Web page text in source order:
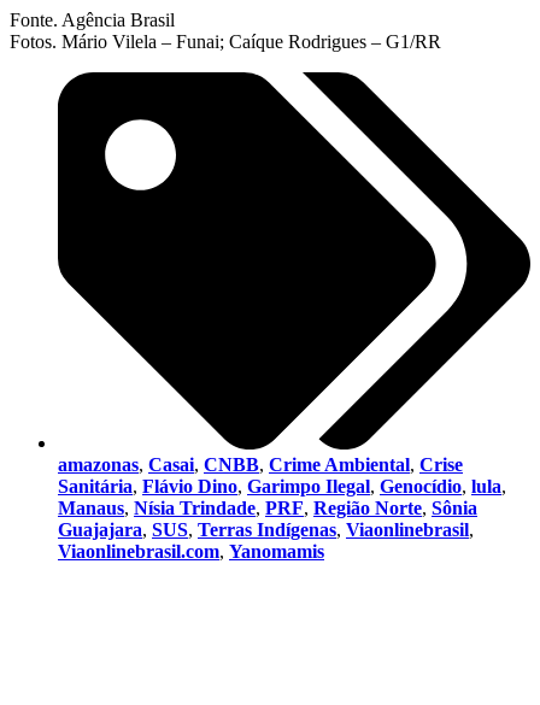
Fonte. Agência Brasil
Fotos. Mário Vilela – Funai; Caíque Rodrigues – G1/RR
amazonas, Casai, CNBB, Crime Ambiental, Crise
Sanitária, Flávio Dino, Garimpo Ilegal, Genocídio, lula,
Manaus, Nísia Trindade, PRF, Região Norte, Sônia
Guajajara, SUS, Terras Indígenas, Viaonlinebrasil,
Viaonlinebrasil.com, Yanomamis